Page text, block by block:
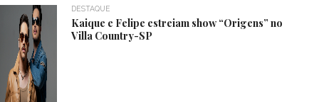
DESTAQUE
Kaique e Felipe estreiam show “Origens” no
Villa Country-SP